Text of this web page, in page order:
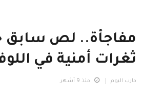
مفاجأة.. لص سابق
ثغرات أمنية في
مارب اليوم منذ 9 أشهر